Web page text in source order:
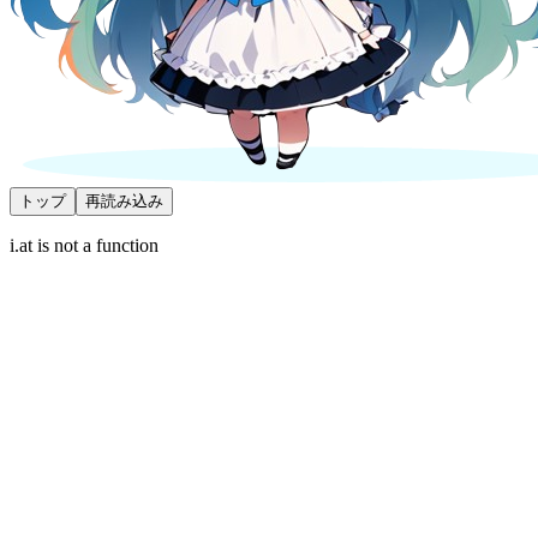
トップ 再読み込み
i.at is not a function